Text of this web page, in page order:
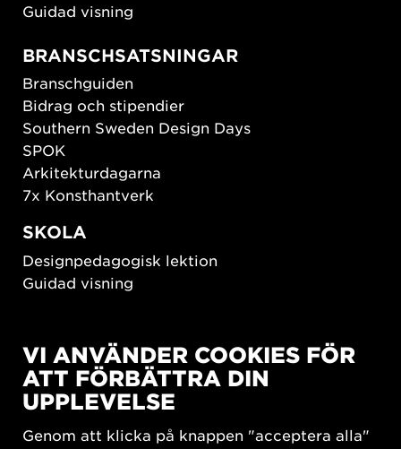
Guidad visning
BRANSCHSATSNINGAR
Branschguiden
Bidrag och stipendier
Southern Sweden Design Days
SPOK
Arkitekturdagarna
7x Konsthantverk
SKOLA
Designpedagogisk lektion
Guidad visning
New European Bauhaus
SUSTAINORDIC
Share Future Living
What Matter_s
VI ANVÄNDER COOKIES FÖR
ATT FÖRBÄTTRA DIN
UPPLEVELSE
Genom att klicka på knappen "acceptera alla"